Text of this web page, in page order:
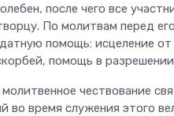
после чего все
По молитвам перед
помощь: исцеление
помощь в
чествование
во время служения этого